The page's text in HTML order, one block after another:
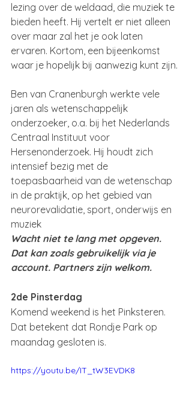
lezing over de weldaad, die muziek te
bieden heeft. Hij vertelt er niet alleen
over maar zal het je ook laten
ervaren. Kortom, een bijeenkomst
waar je hopelijk bij aanwezig kunt zijn.
Ben van Cranenburgh werkte vele
jaren als wetenschappelijk
onderzoeker, o.a. bij het Nederlands
Centraal Instituut voor
Hersenonderzoek. Hij houdt zich
intensief bezig met de
toepasbaarheid van de wetenschap
in de praktijk, op het gebied van
neurorevalidatie, sport, onderwijs en
muziek
Wacht niet te lang met opgeven.
Dat kan zoals gebruikelijk via je
account. Partners zijn welkom.
2de Pinsterdag
Komend weekend is het Pinksteren.
Dat betekent dat Rondje Park op
maandag gesloten is.
https://youtu.be/IT_tW3EVDK8